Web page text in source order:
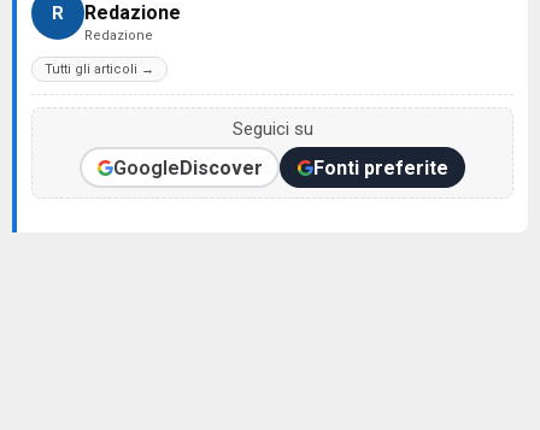
R Redazione
Redazione
Tutti gli articoli →
Seguici su
GoogleDiscover Fonti preferite